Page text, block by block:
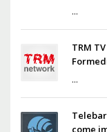
...
TRM
...
come